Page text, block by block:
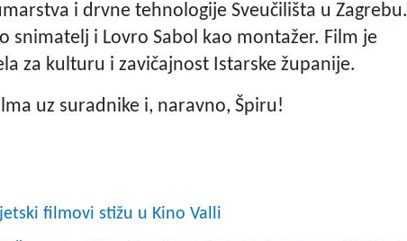
i drvne tehnologije Sveučilišta u Zagrebu.
snimatelj i Lovro Sabol kao montažer. Film je
za kulturu i zavičajnost Istarske županije.
uz suradnike i, naravno, Špiru!
filmovi stižu u Kino Valli